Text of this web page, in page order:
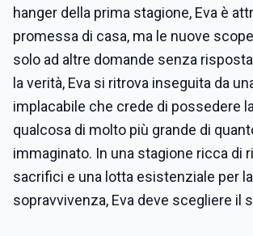
hanger della prima stagione, Eva è
promessa di casa, ma le nuove
solo ad altre domande senza
la verità, Eva si ritrova inseguita da
implacabile che crede di possedere
qualcosa di molto più grande di
immaginato. In una stagione ricca di
sacrifici e una lotta esistenziale per la
sopravvivenza, Eva deve scegliere il